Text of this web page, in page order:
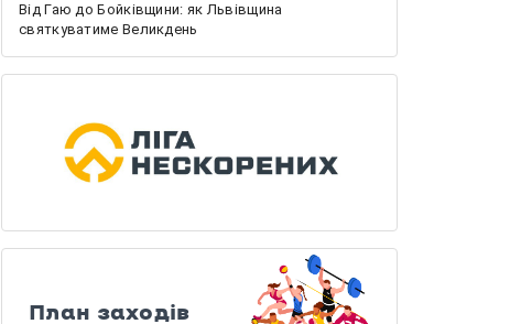
Від Гаю до Бойківщини: як Львівщина
святкуватиме Великдень
План заходів